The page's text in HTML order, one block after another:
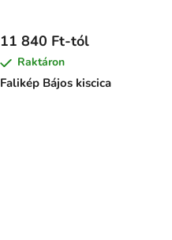
Falikép Bájos kiscica
11 840 Ft-tól
Raktáron